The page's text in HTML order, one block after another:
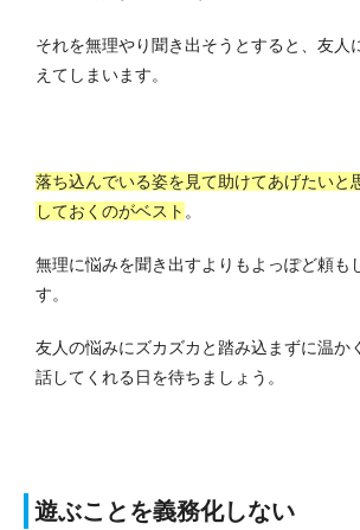
それを無理やり聞き出そうとすると、友人
えてしまいます。
落ち込んでいる姿を見て助けてあげたいと
しておくのがベスト 。
無理に悩みを聞き出すよりもよっぽど頼も
す。
友人の悩みにズカズカと踏み込まずに温か
話してくれる日を待ちましょう。
遊ぶことを義務化しない